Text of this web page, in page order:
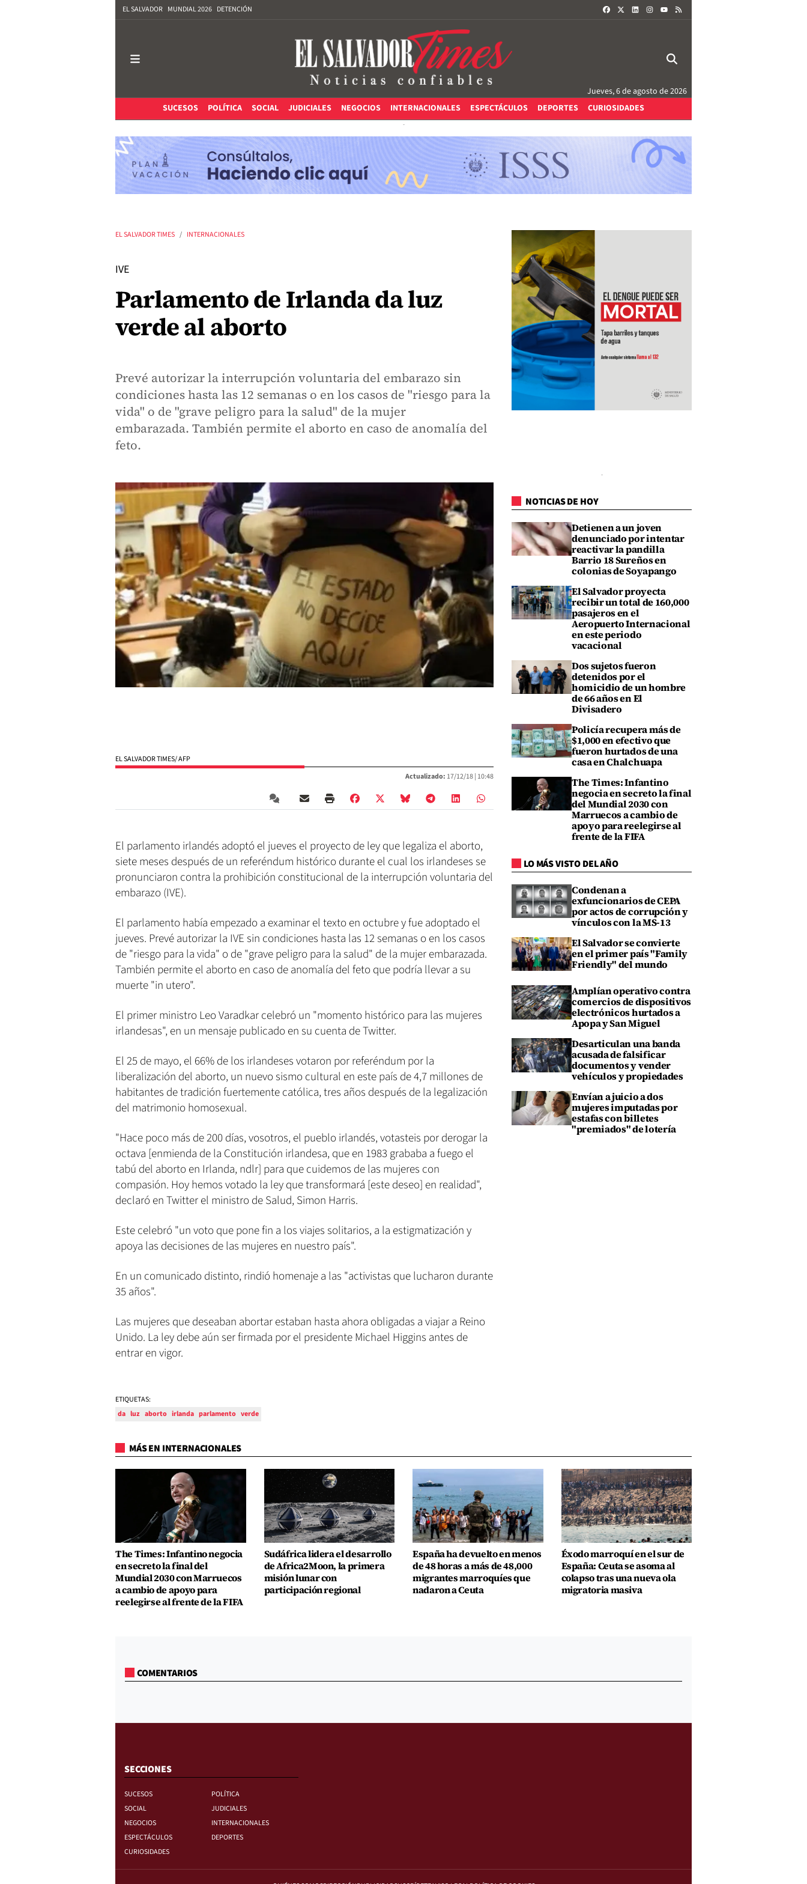
EL SALVADOR MUNDIAL 2026 DETENCIÓN FACEBOOKLINKEDININSTAGRAM
Jueves, 6 de agosto de 2026
SUCESOS
POLÍTICA SOCIAL JUDICIALES NEGOCIOS INTERNACIONALES ESPECTÁCULOS DEPORTES CURIOSIDADES
EL SALVADOR TIMES INTERNACIONALES
IVE
Parlamento de Irlanda da luz
verde al aborto
Prevé autorizar la interrupción voluntaria del embarazo sin
condiciones hasta las 12 semanas o en los casos de "riesgo para la
vida" o de "grave peligro para la salud" de la mujer
embarazada. También permite el aborto en caso de anomalía del
feto.
EL SALVADOR TIMES/ AFP
Actualizado: 17/12/18 | 10:48
El parlamento irlandés adoptó el jueves el proyecto de ley que legaliza el aborto,
siete meses después de un referéndum histórico durante el cual los irlandeses se
pronunciaron contra la prohibición constitucional de la interrupción voluntaria del
embarazo (IVE).
El parlamento había empezado a examinar el texto en octubre y fue adoptado el
jueves. Prevé autorizar la IVE sin condiciones hasta las 12 semanas o en los casos
de "riesgo para la vida" o de "grave peligro para la salud" de la mujer embarazada.
También permite el aborto en caso de anomalía del feto que podría llevar a su
muerte "in utero".
El primer ministro Leo Varadkar celebró un "momento histórico para las mujeres
irlandesas", en un mensaje publicado en su cuenta de Twitter.
El 25 de mayo, el 66% de los irlandeses votaron por referéndum por la
liberalización del aborto, un nuevo sismo cultural en este país de 4,7 millones de
habitantes de tradición fuertemente católica, tres años después de la legalización
del matrimonio homosexual.
"Hace poco más de 200 días, vosotros, el pueblo irlandés, votasteis por derogar la
octava [enmienda de la Constitución irlandesa, que en 1983 grababa a fuego el
tabú del aborto en Irlanda, ndlr] para que cuidemos de las mujeres con
compasión. Hoy hemos votado la ley que transformará [este deseo] en realidad",
declaró en Twitter el ministro de Salud, Simon Harris.
Este celebró "un voto que pone fin a los viajes solitarios, a la estigmatización y
apoya las decisiones de las mujeres en nuestro país".
En un comunicado distinto, rindió homenaje a las "activistas que lucharon durante
35 años".
Las mujeres que deseaban abortar estaban hasta ahora obligadas a viajar a Reino
Unido. La ley debe aún ser firmada por el presidente Michael Higgins antes de
entrar en vigor.
ETIQUETAS:
da luz aborto irlanda parlamento verde
NOTICIAS DE HOY
Detienen a un joven
denunciado por intentar
reactivar la pandilla
Barrio 18 Sureños en
colonias de Soyapango
El Salvador proyecta
recibir un total de 160,000
pasajeros en el
Aeropuerto Internacional
en este periodo
vacacional
Dos sujetos fueron
detenidos por el
homicidio de un hombre
de 66 años en El
Divisadero
Policía recupera más de
$1,000 en efectivo que
fueron hurtados de una
casa en Chalchuapa
The Times: Infantino
negocia en secreto la final
del Mundial 2030 con
Marruecos a cambio de
apoyo para reelegirse al
frente de la FIFA
LO MÁS VISTO DEL AÑO
Condenan a
exfuncionarios de CEPA
por actos de corrupción y
vínculos con la MS-13
El Salvador se convierte
en el primer país "Family
Friendly" del mundo
Amplían operativo contra
comercios de dispositivos
electrónicos hurtados a
Apopa y San Miguel
Desarticulan una banda
acusada de falsificar
documentos y vender
vehículos y propiedades
Envían a juicio a dos
mujeres imputadas por
estafas con billetes
"premiados" de lotería
MÁS EN INTERNACIONALES
The Times: Infantino negocia
en secreto la final del
Mundial 2030 con Marruecos
a cambio de apoyo para
reelegirse al frente de la FIFA
Sudáfrica lidera el desarrollo
de Africa2Moon, la primera
misión lunar con
participación regional
España ha devuelto en menos
de 48 horas a más de 48,000
migrantes marroquíes que
nadaron a Ceuta
Éxodo marroquí en el sur de
España: Ceuta se asoma al
colapso tras una nueva ola
migratoria masiva
COMENTARIOS
SECCIONES
SUCESOS
POLÍTICA
SOCIAL
JUDICIALES
NEGOCIOS
INTERNACIONALES
ESPECTÁCULOS
DEPORTES
CURIOSIDADES